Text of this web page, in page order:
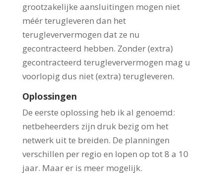
grootzakelijke aansluitingen mogen niet
méér terugleveren dan het
terugleververmogen dat ze nu
gecontracteerd hebben. Zonder (extra)
gecontracteerd terugleververmogen mag u
voorlopig dus niet (extra) terugleveren.
Oplossingen
De eerste oplossing heb ik al genoemd:
netbeheerders zijn druk bezig om het
netwerk uit te breiden. De planningen
verschillen per regio en lopen op tot 8 a 10
jaar. Maar er is meer mogelijk.